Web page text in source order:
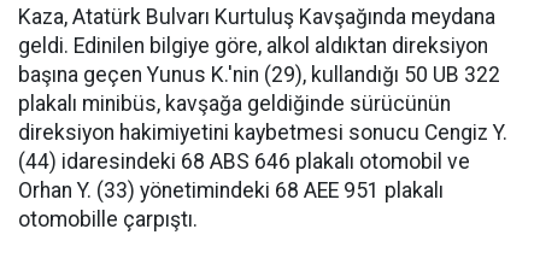
Kaza, Atatürk Bulvarı Kurtuluş Kavşağında meydana
geldi. Edinilen bilgiye göre, alkol aldıktan direksiyon
başına geçen Yunus K.'nin (29), kullandığı 50 UB 322
plakalı minibüs, kavşağa geldiğinde sürücünün
direksiyon hakimiyetini kaybetmesi sonucu Cengiz Y.
(44) idaresindeki 68 ABS 646 plakalı otomobil ve
Orhan Y. (33) yönetimindeki 68 AEE 951 plakalı
otomobille çarpıştı.